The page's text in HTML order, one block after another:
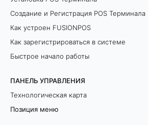
Создание и Регистрация POS Терминала
Как устроен FUSIONPOS
Как зарегистрироваться в системе
Быстрое начало работы
ПАНЕЛЬ УПРАВЛЕНИЯ
Технологическая карта
Позиция меню